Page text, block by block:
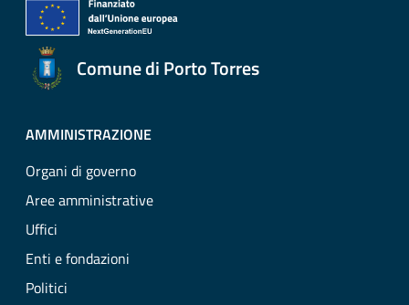
Comune di Porto Torres
AMMINISTRAZIONE
Organi di governo
Aree amministrative
Uffici
Enti e fondazioni
Politici